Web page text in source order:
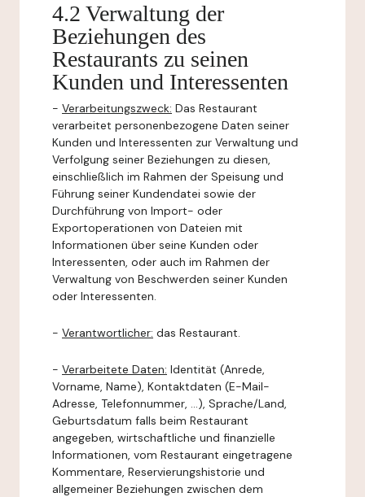
4.2 Verwaltung der
Beziehungen des
Restaurants zu seinen
Kunden und Interessenten
- Verarbeitungszweck: Das Restaurant
verarbeitet personenbezogene Daten seiner
Kunden und Interessenten zur Verwaltung und
Verfolgung seiner Beziehungen zu diesen,
einschließlich im Rahmen der Speisung und
Führung seiner Kundendatei sowie der
Durchführung von Import- oder
Exportoperationen von Dateien mit
Informationen über seine Kunden oder
Interessenten, oder auch im Rahmen der
Verwaltung von Beschwerden seiner Kunden
oder Interessenten.
- Verantwortlicher: das Restaurant.
- Verarbeitete Daten: Identität (Anrede,
Vorname, Name), Kontaktdaten (E-Mail-
Adresse, Telefonnummer, ...), Sprache/Land,
Geburtsdatum falls beim Restaurant
angegeben, wirtschaftliche und finanzielle
Informationen, vom Restaurant eingetragene
Kommentare, Reservierungshistorie und
allgemeiner Beziehungen zwischen dem